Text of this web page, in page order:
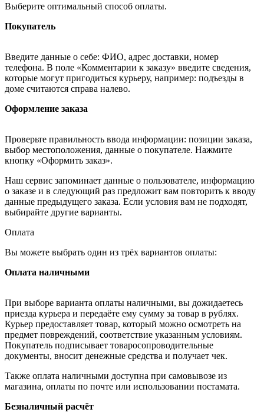
Выберите оптимальный способ оплаты.
Покупатель
Введите данные о себе: ФИО, адрес доставки, номер
телефона. В поле «Комментарии к заказу» введите сведения,
которые могут пригодиться курьеру, например: подъезды в
доме считаются справа налево.
Оформление заказа
Проверьте правильность ввода информации: позиции заказа,
выбор местоположения, данные о покупателе. Нажмите
кнопку «Оформить заказ».
Наш сервис запоминает данные о пользователе, информацию
о заказе и в следующий раз предложит вам повторить к вводу
данные предыдущего заказа. Если условия вам не подходят,
выбирайте другие варианты.
Оплата
Вы можете выбрать один из трёх вариантов оплаты:
Оплата наличными
При выборе варианта оплаты наличными, вы дожидаетесь
приезда курьера и передаёте ему сумму за товар в рублях.
Курьер предоставляет товар, который можно осмотреть на
предмет повреждений, соответствие указанным условиям.
Покупатель подписывает товаросопроводительные
документы, вносит денежные средства и получает чек.
Также оплата наличными доступна при самовывозе из
магазина, оплаты по почте или использовании постамата.
Безналичный расчёт